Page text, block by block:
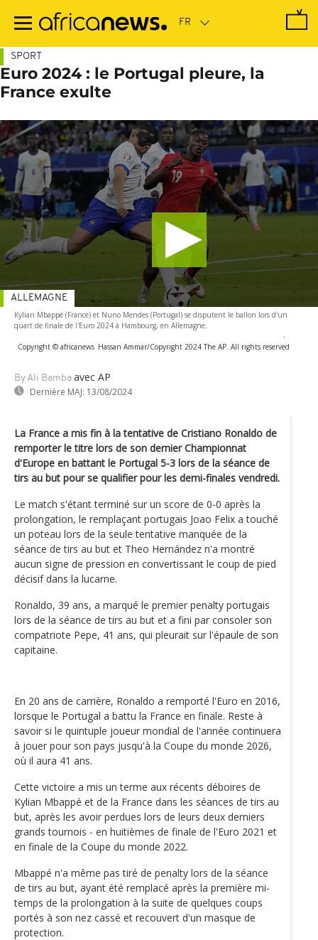
contenu
SPORT
Euro 2024 : le Portugal pleure, la
France exulte
Kylian Mbappé (France) et Nuno Mendes (Portugal) se disputent le ballon lors d'un
quart de finale de l'Euro 2024 à Hambourg, en Allemagne.
-
Copyright © africanews Hassan Ammar/Copyright 2024 The AP. All rights reserved
By Ali Bamba avec AP
Dernière MAJ: 13/08/2024
ALLEMAGNE
La France a mis fin à la tentative de Cristiano Ronaldo de
remporter le titre lors de son dernier Championnat
d'Europe en battant le Portugal 5-3 lors de la séance de
tirs au but pour se qualifier pour les demi-finales vendredi.
Le match s'étant terminé sur un score de 0-0 après la
prolongation, le remplaçant portugais Joao Felix a touché
un poteau lors de la seule tentative manquée de la
séance de tirs au but et Theo Hernández n'a montré
aucun signe de pression en convertissant le coup de pied
décisif dans la lucarne.
Ronaldo, 39 ans, a marqué le premier penalty portugais
lors de la séance de tirs au but et a fini par consoler son
compatriote Pepe, 41 ans, qui pleurait sur l'épaule de son
capitaine.
En 20 ans de carrière, Ronaldo a remporté l'Euro en 2016,
lorsque le Portugal a battu la France en finale. Reste à
savoir si le quintuple joueur mondial de l'année continuera
à jouer pour son pays jusqu'à la Coupe du monde 2026,
où il aura 41 ans.
Cette victoire a mis un terme aux récents déboires de
Kylian Mbappé et de la France dans les séances de tirs au
but, après les avoir perdues lors de leurs deux derniers
grands tournois - en huitièmes de finale de l'Euro 2021 et
en finale de la Coupe du monde 2022.
Mbappé n'a même pas tiré de penalty lors de la séance
de tirs au but, ayant été remplacé après la première mi-
temps de la prolongation à la suite de quelques coups
portés à son nez cassé et recouvert d'un masque de
protection.